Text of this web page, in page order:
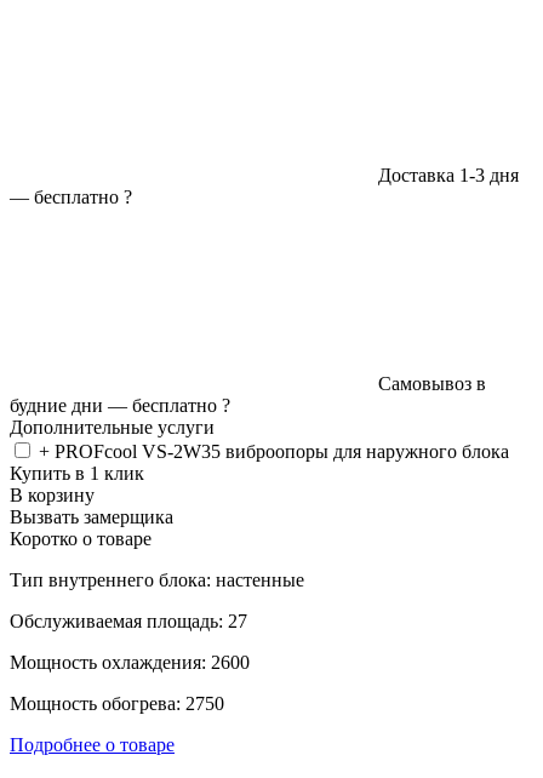
Доставка 1-3 дня
— бесплатно ?
Самовывоз в
будние дни — бесплатно ?
Дополнительные услуги
+ PROFcool VS-2W35 виброопоры для наружного блока
Купить в 1 клик
В корзину
Вызвать замерщика
Коротко о товаре
Тип внутреннего блока: настенные
Обслуживаемая площадь: 27
Мощность охлаждения: 2600
Мощность обогрева: 2750
Подробнее о товаре